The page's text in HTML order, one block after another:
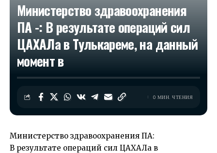
Министерство здравоохранения
ПА -: В результате операций сил
ЦАХАЛа в Тулькареме, на данный
момент в
0 МИН. ЧТЕНИЯ
Министерство здравоохранения ПА:
В результате операций сил ЦАХАЛа в